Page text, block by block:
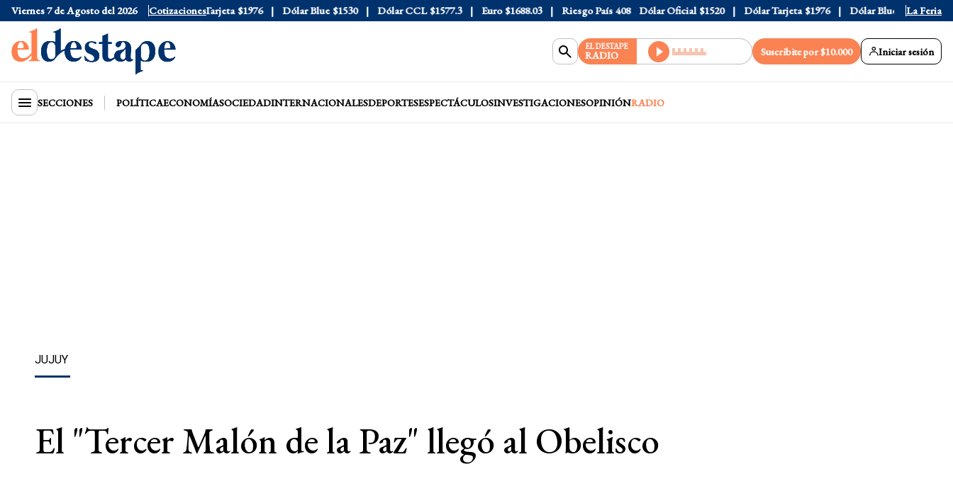
Viernes 7 de Agosto del 2026 Cotizaciones
Dólar Oficial $1520 Dólar Tarjeta $1976 Dólar Blue $1530 Dólar CCL $1577.3 Euro $1688.03 Riesgo País 408 Dólar Oficial $1520 Dólar Tarjeta $1976 Dólar Blue $1530La Feria
EL DESTAPE
RADIO Suscribite por $10.000 Iniciar sesión
SECCIONES POLÍTICAECONOMÍASOCIEDADINTERNACIONALESDEPORTESESPECTÁCULOSINVESTIGACIONESOPINIÓNRADIO
JUJUY
El "Tercer Malón de la Paz" llegó al Obelisco